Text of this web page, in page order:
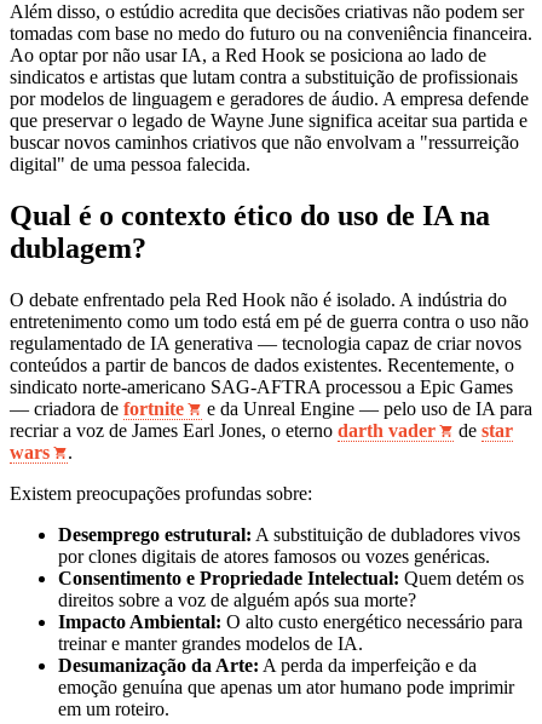
Além disso, o estúdio acredita que decisões criativas não podem ser
tomadas com base no medo do futuro ou na conveniência financeira.
Ao optar por não usar IA, a Red Hook se posiciona ao lado de
sindicatos e artistas que lutam contra a substituição de profissionais
por modelos de linguagem e geradores de áudio. A empresa defende
que preservar o legado de Wayne June significa aceitar sua partida e
buscar novos caminhos criativos que não envolvam a "ressurreição
digital" de uma pessoa falecida.
Qual é o contexto ético do uso de IA na
dublagem?
O debate enfrentado pela Red Hook não é isolado. A indústria do
entretenimento como um todo está em pé de guerra contra o uso não
regulamentado de IA generativa — tecnologia capaz de criar novos
conteúdos a partir de bancos de dados existentes. Recentemente, o
sindicato norte-americano SAG-AFTRA processou a Epic Games
— criadora de fortnite
e da Unreal Engine — pelo uso de IA para
recriar a voz de James Earl Jones, o eterno darth vader de star
wars
.
Existem preocupações profundas sobre:
Desemprego estrutural: A substituição de dubladores vivos
por clones digitais de atores famosos ou vozes genéricas.
Consentimento e Propriedade Intelectual: Quem detém os
direitos sobre a voz de alguém após sua morte?
Impacto Ambiental: O alto custo energético necessário para
treinar e manter grandes modelos de IA.
Desumanização da Arte: A perda da imperfeição e da
emoção genuína que apenas um ator humano pode imprimir
em um roteiro.